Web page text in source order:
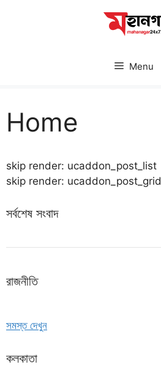
Menu
Home
skip render: ucaddon_post_list
skip render: ucaddon_post_grid
সর্বশেষ সংবাদ
রাজনীতি
সমস্ত দেখুন
কলকাতা